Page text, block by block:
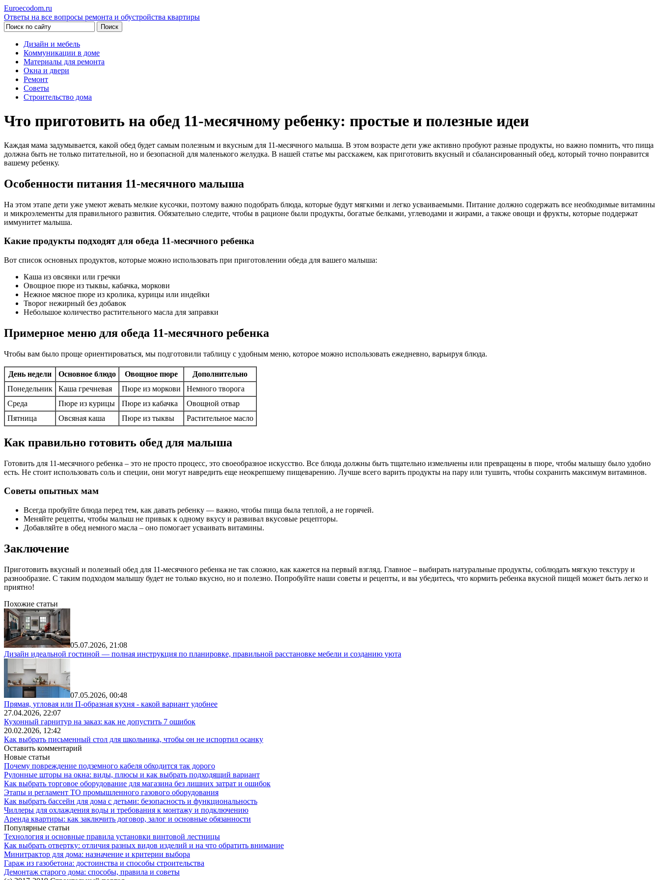
Euroecodom.ru
Ответы на все вопросы ремонта и обустройства квартиры
Дизайн и мебель
Коммуникации в доме
Материалы для ремонта
Окна и двери
Ремонт
Советы
Строительство дома
Что приготовить на обед 11-месячному ребенку: простые и полезные идеи
Каждая мама задумывается, какой обед будет самым полезным и вкусным для 11-месячного малыша. В этом возрасте дети уже активно пробуют разные продукты, но важно помнить, что пища
должна быть не только питательной, но и безопасной для маленького желудка. В нашей статье мы расскажем, как приготовить вкусный и сбалансированный обед, который точно понравится
вашему ребенку.
Особенности питания 11-месячного малыша
На этом этапе дети уже умеют жевать мелкие кусочки, поэтому важно подобрать блюда, которые будут мягкими и легко усваиваемыми. Питание должно содержать все необходимые витамины
и микроэлементы для правильного развития. Обязательно следите, чтобы в рационе были продукты, богатые белками, углеводами и жирами, а также овощи и фрукты, которые поддержат
иммунитет малыша.
Какие продукты подходят для обеда 11-месячного ребенка
Вот список основных продуктов, которые можно использовать при приготовлении обеда для вашего малыша:
Каша из овсянки или гречки
Овощное пюре из тыквы, кабачка, моркови
Нежное мясное пюре из кролика, курицы или индейки
Творог нежирный без добавок
Небольшое количество растительного масла для заправки
Примерное меню для обеда 11-месячного ребенка
Чтобы вам было проще ориентироваться, мы подготовили таблицу с удобным меню, которое можно использовать ежедневно, варьируя блюда.
День недели Основное блюдо Овощное пюре
Дополнительно
Понедельник
Каша гречневая Пюре из моркови
Немного творога
Среда
Пюре из курицы Пюре из кабачка
Овощной отвар
Пятница
Овсяная каша Пюре из тыквы Растительное масло
Как правильно готовить обед для малыша
Готовить для 11-месячного ребенка – это не просто процесс, это своеобразное искусство. Все блюда должны быть тщательно измельчены или превращены в пюре, чтобы малышу было удобно
есть. Не стоит использовать соль и специи, они могут навредить еще неокрепшему пищеварению. Лучше всего варить продукты на пару или тушить, чтобы сохранить максимум витаминов.
Советы опытных мам
Всегда пробуйте блюда перед тем, как давать ребенку — важно, чтобы пища была теплой, а не горячей.
Меняйте рецепты, чтобы малыш не привык к одному вкусу и развивал вкусовые рецепторы.
Добавляйте в обед немного масла – оно помогает усваивать витамины.
Заключение
Приготовить вкусный и полезный обед для 11-месячного ребенка не так сложно, как кажется на первый взгляд. Главное – выбирать натуральные продукты, соблюдать мягкую текстуру и
разнообразие. С таким подходом малышу будет не только вкусно, но и полезно. Попробуйте наши советы и рецепты, и вы убедитесь, что кормить ребенка вкусной пищей может быть легко и
приятно!
Похожие статьи
05.07.2026, 21:08
Дизайн идеальной гостиной — полная инструкция по планировке, правильной расстановке мебели и созданию уюта
07.05.2026, 00:48
Прямая, угловая или П-образная кухня - какой вариант удобнее
27.04.2026, 22:07
Кухонный гарнитур на заказ: как не допустить 7 ошибок
20.02.2026, 12:42
Как выбрать письменный стол для школьника, чтобы он не испортил осанку
Оставить комментарий
Новые статьи
Почему повреждение подземного кабеля обходится так дорого
Рулонные шторы на окна: виды, плюсы и как выбрать подходящий вариант
Как выбрать торговое оборудование для магазина без лишних затрат и ошибок
Этапы и регламент ТО промышленного газового оборудования
Как выбрать бассейн для дома с детьми: безопасность и функциональность
Чиллеры для охлаждения воды и требования к монтажу и подключению
Аренда квартиры: как заключить договор, залог и основные обязанности
Популярные статьи
Технология и основные правила установки винтовой лестницы
Как выбрать отвертку: отличия разных видов изделий и на что обратить внимание
Минитрактор для дома: назначение и критерии выбора
Гараж из газобетона: достоинства и способы строительства
Демонтаж старого дома: способы, правила и советы